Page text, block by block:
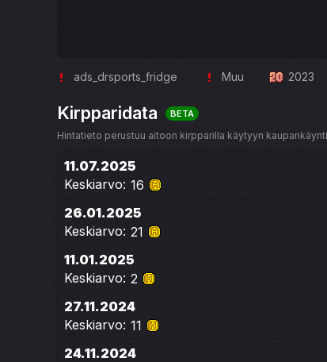
ads_drsports_fridge Muu 2023
Kirpparidata BETA
Hintatieto perustuu aitoon kirpparilla käytyyn
11.07.2025
Keskiarvo: 16
26.01.2025
Keskiarvo: 21
11.01.2025
Keskiarvo: 2
27.11.2024
Keskiarvo: 11
24.11.2024